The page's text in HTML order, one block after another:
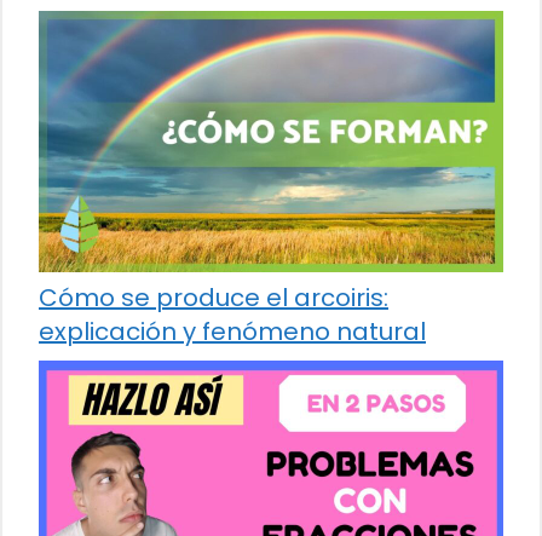
Cómo se produce el arcoiris:
explicación y fenómeno natural